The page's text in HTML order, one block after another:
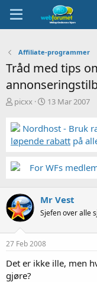
Affiliate-programmer
Tråd med tips
T
å
d
s
a
e
r
picxx
S
r
t
a
13 Mar 2007
Nordhost - Bruk
løpende rabatt på
For WFs
Mr Vest
Sjefen over alle
27 Feb 2008
Det er ikke ille, men
gjøre?